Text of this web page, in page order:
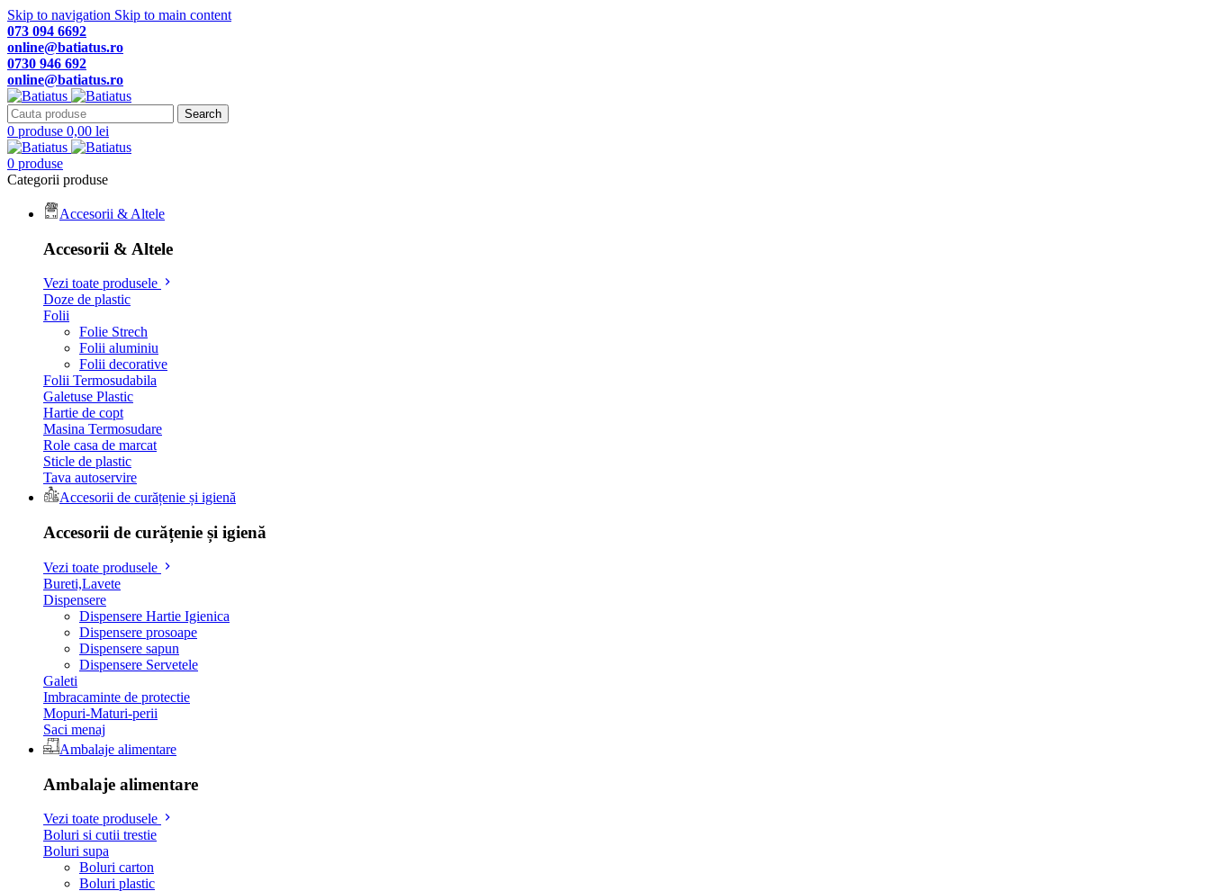
Skip to navigation Skip to main content
073 094 6692
online@batiatus.ro
0730 946 692
online@batiatus.ro
Search
0 produse 0,00 lei
0 produse
Categorii produse
Accesorii & Altele
Accesorii & Altele
Vezi toate produsele
Doze de plastic
Folii
Folie Strech
Folii aluminiu
Folii decorative
Folii Termosudabila
Galetuse Plastic
Hartie de copt
Masina Termosudare
Role casa de marcat
Sticle de plastic
Tava autoservire
Accesorii de curățenie și igienă
Accesorii de curățenie și igienă
Vezi toate produsele
Bureti,Lavete
Dispensere
Dispensere Hartie Igienica
Dispensere prosoape
Dispensere sapun
Dispensere Servetele
Galeti
Imbracaminte de protectie
Mopuri-Maturi-perii
Saci menaj
Ambalaje alimentare
Ambalaje alimentare
Vezi toate produsele
Boluri si cutii trestie
Boluri supa
Boluri carton
Boluri plastic